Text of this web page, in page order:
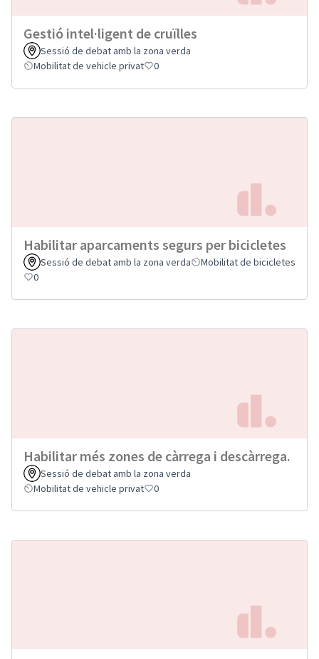
Gestió intel·ligent de cruïlles
Sessió de debat amb la zona verda
Mobilitat de vehicle privat
0
Habilitar aparcaments segurs per bicicletes
Sessió de debat amb la zona verda
Mobilitat de bicicletes
0
Habilitar més zones de càrrega i descàrrega.
Sessió de debat amb la zona verda
Mobilitat de vehicle privat
0